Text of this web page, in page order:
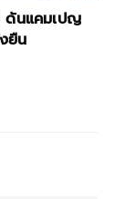
ดันแคมเปญ
ยืน